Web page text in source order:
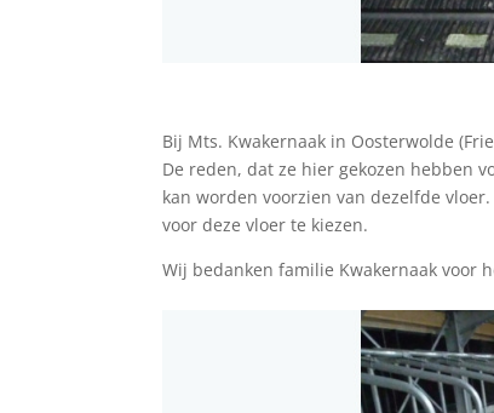
Bij Mts. Kwakernaak in Oosterwolde
De reden, dat ze hier gekozen hebben
kan worden voorzien van dezelfde
voor deze vloer te kiezen.
Wij bedanken familie Kwakernaak voor